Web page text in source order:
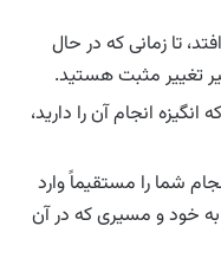
تا زمانی که در حال
تغییر مثبت هستید.
انجام آن را دارید،
شما را مستقیماً وارد
به خود و مسیری که در آن